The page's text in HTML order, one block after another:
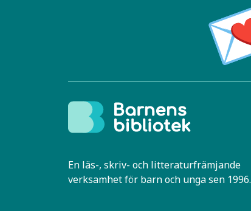
En läs-, skriv- och litteraturfrämjande
verksamhet för barn och unga sen 1996.